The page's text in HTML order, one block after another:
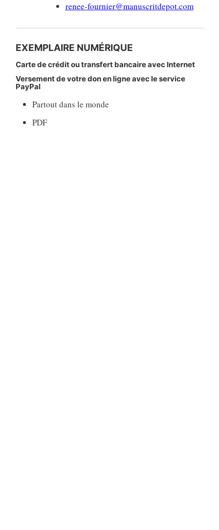
renee-fournier@manuscritdepot.com
EXEMPLAIRE NUMÉRIQUE
Carte de crédit ou transfert bancaire avec Internet
Versement de votre don en ligne avec le service
PayPal
Partout dans le monde
PDF